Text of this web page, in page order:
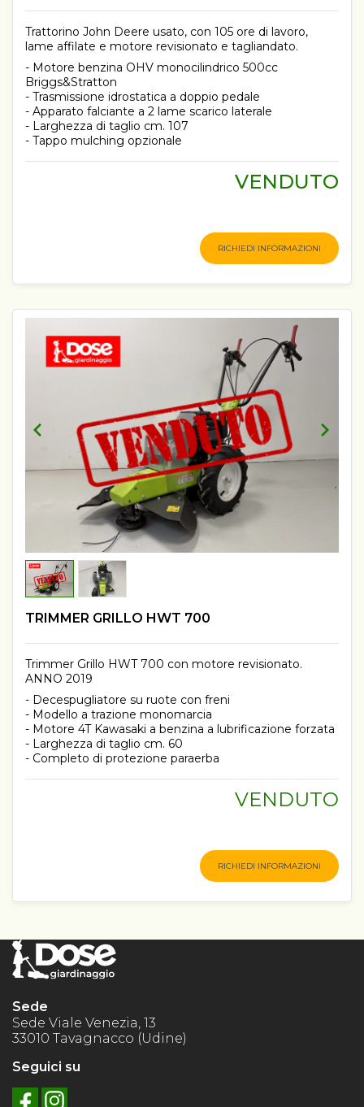
Trattorino John Deere usato, con 105 ore di lavoro,
lame affilate e motore revisionato e tagliandato.
- Motore benzina OHV monocilindrico 500cc
Briggs&Stratton
- Trasmissione idrostatica a doppio pedale
- Apparato falciante a 2 lame scarico laterale
- Larghezza di taglio cm. 107
- Tappo mulching opzionale
VENDUTO
RICHIEDI INFORMAZIONI
TRIMMER GRILLO HWT 700
Trimmer Grillo HWT 700 con motore revisionato.
ANNO 2019
- Decespugliatore su ruote con freni
- Modello a trazione monomarcia
- Motore 4T Kawasaki a benzina a lubrificazione forzata
- Larghezza di taglio cm. 60
- Completo di protezione paraerba
VENDUTO
RICHIEDI INFORMAZIONI
Sede
Sede Viale Venezia, 13
33010 Tavagnacco (Udine)
Seguici su